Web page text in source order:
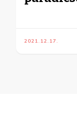
2021.12.17.